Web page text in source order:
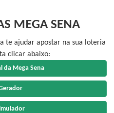
MEGA SENA
te ajudar apostar na sua loteria
clicar abaixo:
da Mega Sena